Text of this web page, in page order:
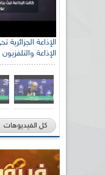
الإذاعة والتلفزيون
كل الفيديوهات